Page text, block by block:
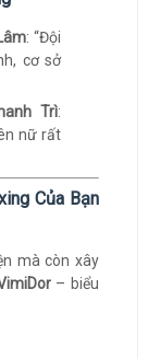
: “Đội
cơ sở
Trì:
nữ rất
Của Bạn
mà còn xây
– biểu